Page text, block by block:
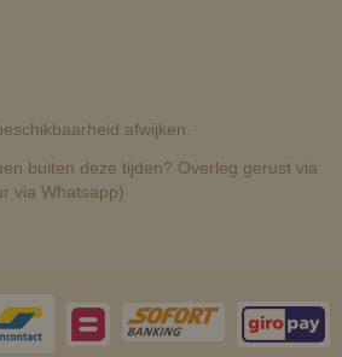
afwijken.
buiten deze tijden? Overleg gerust via
via Whatsapp)